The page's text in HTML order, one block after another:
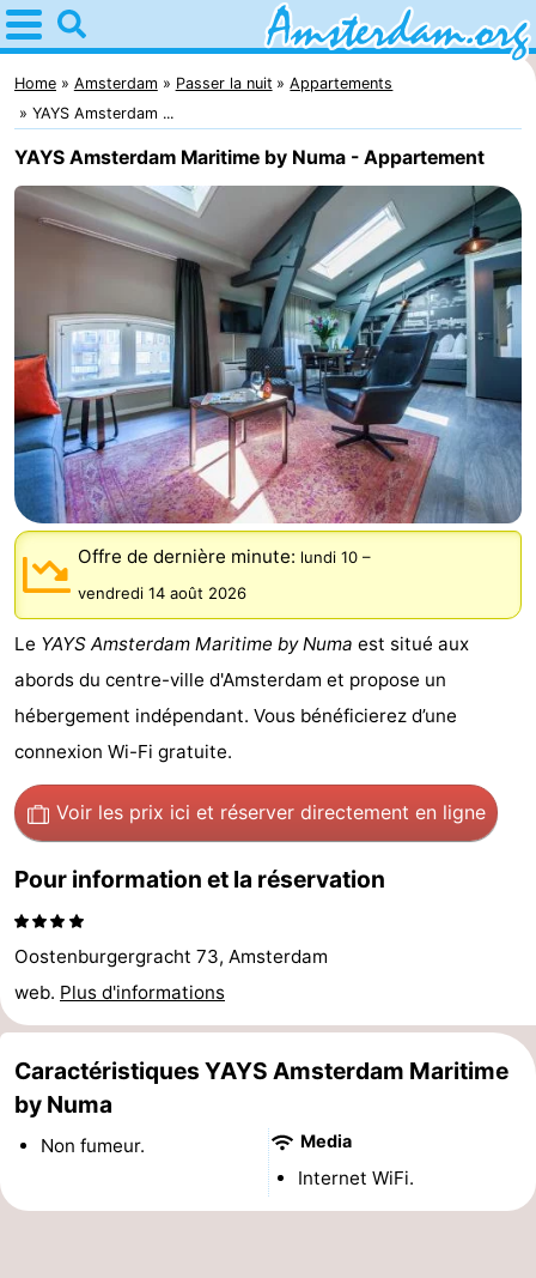
Home
Amsterdam
Itinéraires
Avec
Passer
la
nuit
Appartements
Campings
Chambre
d'hôtes
Chaumières
-
Het
Amsterdamse
Bos
-
Spaarnwoude
Hôtels
Last
minutes
Musées
Attractions
Choses
à
Lieux
Musées
-
Monuments
Églises
-
Home Amsterdam Passer la nuit
Appartements
YAYS Amsterdam ...
YAYS Amsterdam Maritime by Numa - Appartement
Offre de dernière minute: lundi 10 –
vendredi 14 août 2026
Le YAYS Amsterdam Maritime by Numa est situé aux
abords du centre-ville d'Amsterdam et propose un
hébergement indépendant. Vous bénéficierez d’une
connexion Wi-Fi gratuite.
Voir les prix ici et réserver directement en ligne
Pour information et la réservation
Oostenburgergracht 73, Amsterdam
web. Plus d'informations
Caractéristiques YAYS Amsterdam Maritime
by Numa
Non fumeur. Media
Internet WiFi.